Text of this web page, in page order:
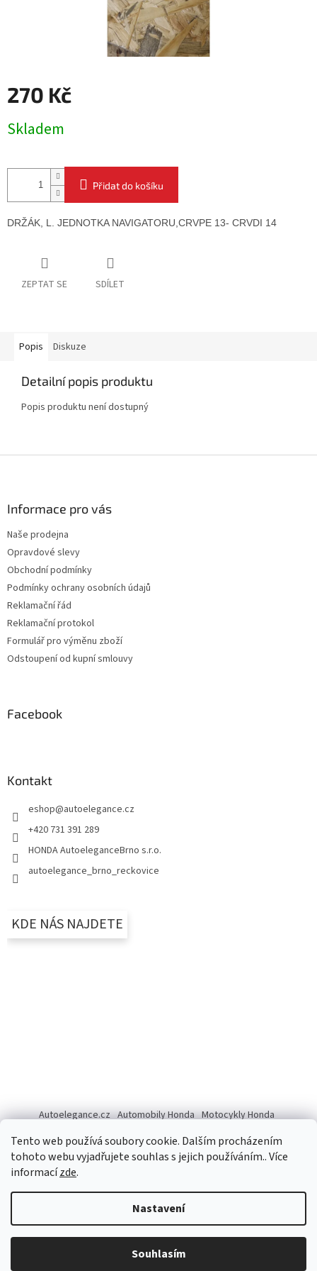
Tento web používá soubory cookie. Dalším procházením
tohoto webu vyjadřujete souhlas s jejich používáním.. Více
informacízde.
Nastavení
Souhlasím
270 Kč
cena:
Skladem
Přidat do košíku
DRŽÁK, L. JEDNOTKA NAVIGATORU,CRVPE 13- CRVDI 14
ZEPTAT SE SDÍLET
Popis Diskuze
Detailní popis produktu
Popis produktu není dostupný
Informace pro vás
Naše prodejna
Opravdové slevy
Obchodní podmínky
Podmínky ochrany osobních údajů
Reklamační řád
Reklamační protokol
Formulář pro výměnu zboží
Odstoupení od kupní smlouvy
Facebook
Kontakt
eshop@autoelegance.cz
+420 731 391 289
HONDA AutoeleganceBrno s.r.o.
autoelegance_brno_reckovice
KDE NÁS NAJDETE
Autoelegance.cz Automobily Honda Motocykly Honda
Copyright 2026Autoelegance Brno s.r.o.. Všechna práva
vyhrazena.